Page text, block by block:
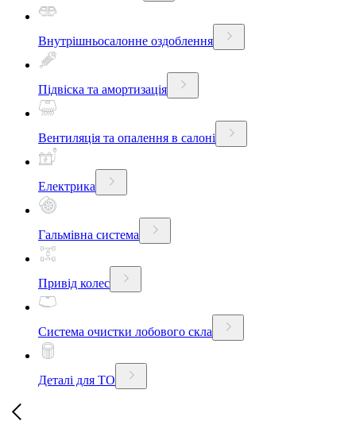
Внутрішньосалонне оздоблення
Підвіска та амортизація
Вентиляція та опалення в салоні
Електрика
Гальмівна система
Привід колес
Система очистки лобового скла
Деталі для ТО